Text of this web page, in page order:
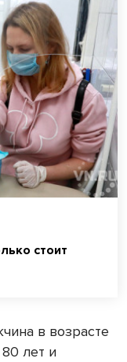
стоит
в возрасте
лет и